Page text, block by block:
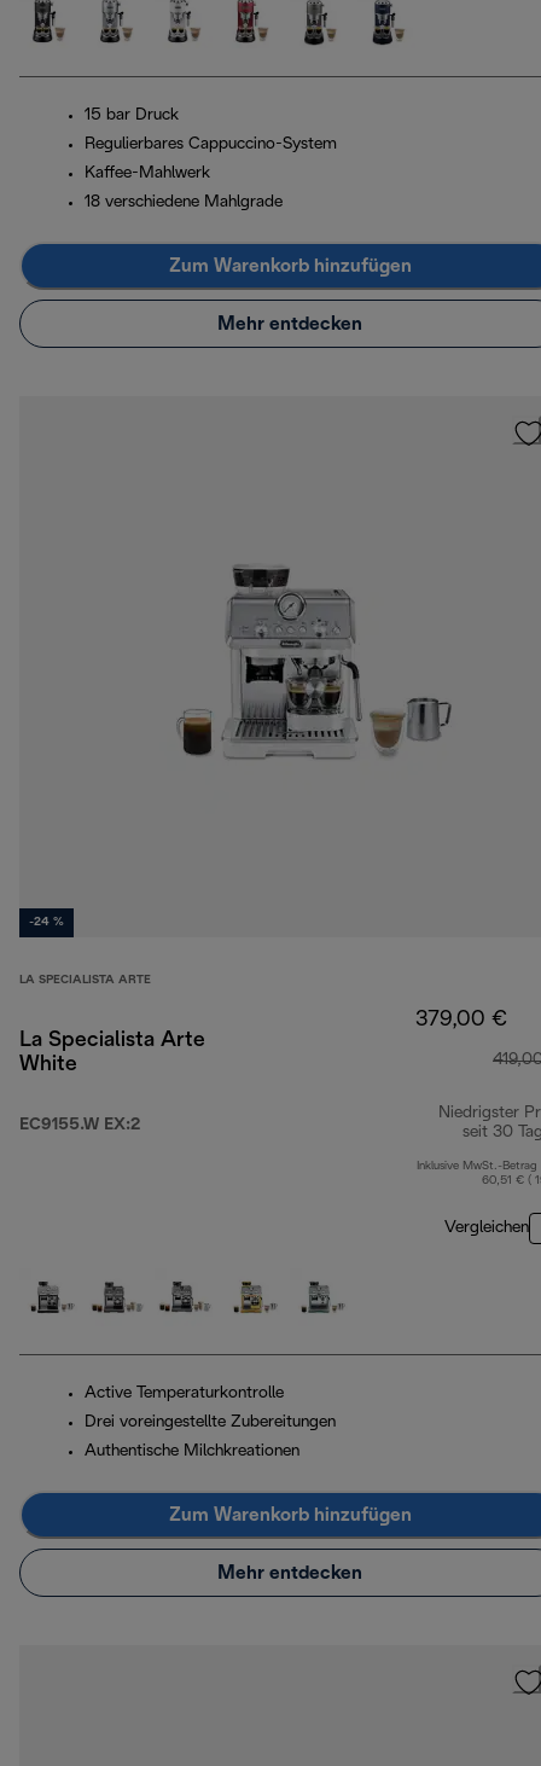
15 bar Druck
Regulierbares Cappuccino-System
Kaffee-Mahlwerk
18 verschiedene Mahlgrade
Zum Warenkorb hinzufügen
Mehr entdecken
-24 %
LA SPECIALISTA ARTE
La Specialista Arte
White
EC9155.W EX:2
379,00 €
Niedrigster
seit 30
Inklusive MwSt.-Betrag
60,51 € (
Vergleichen
Active Temperaturkontrolle
Drei voreingestellte Zubereitungen
Authentische Milchkreationen
Zum Warenkorb hinzufügen
Mehr entdecken